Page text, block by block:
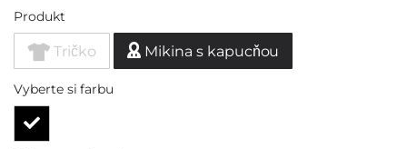
Produkt
Tričko Mikina s kapucňou
Vyberte si farbu